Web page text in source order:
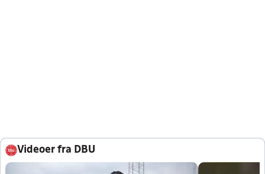
Videoer fra DBU